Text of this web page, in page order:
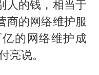
人的钱，相当于
商的网络维护服
的网络维护成
亮说。